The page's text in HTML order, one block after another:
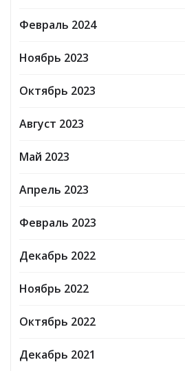
Февраль 2024
Ноябрь 2023
Октябрь 2023
Август 2023
Май 2023
Апрель 2023
Февраль 2023
Декабрь 2022
Ноябрь 2022
Октябрь 2022
Декабрь 2021